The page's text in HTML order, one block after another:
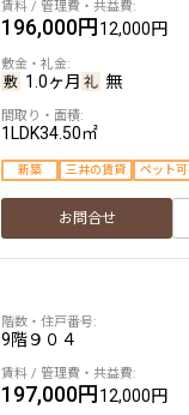
新築
10年以内
20年以内
1分以内
5分以内
196,000円12,000円
1.0ヶ月 無
1LDK34.50㎡
新築 三井の賃貸 ペット可
お問合せ
9階９０４
197,000円12,000円